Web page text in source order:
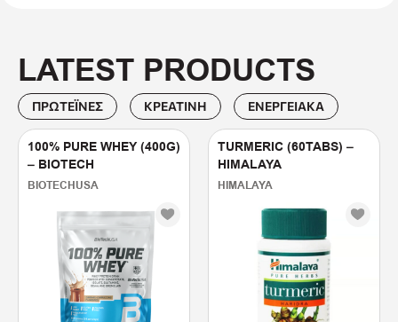
LATEST PRODUCTS
ΠΡΩΤΕΪ́ΝΕΣ ΚΡΕΑΤΙΝΗ ΕΝΕΡΓΕΙΑΚΆ
100% PURE WHEY (400G)
– BIOTECH
BIOTECHUSA
TURMERIC (60TABS) –
HIMALAYA
HIMALAYA